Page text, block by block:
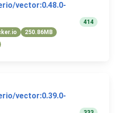
vector:0.48.0-
250.86MB
414
vector:0.39.0-